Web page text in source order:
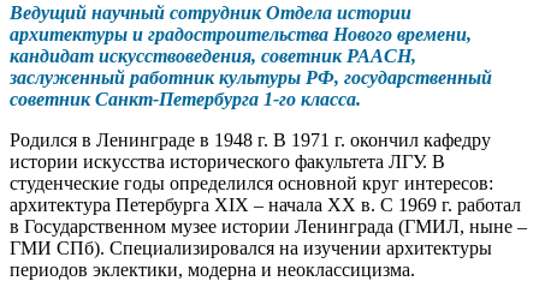
Ведущий научный сотрудник Отдела истории
архитектуры и градостроительства Нового времени,
кандидат искусствоведения, советник РААСН,
заслуженный работник культуры РФ, государственный
советник Санкт-Петербурга 1-го класса.
Родился в Ленинграде в 1948 г. В 1971 г. окончил кафедру
истории искусства исторического факультета ЛГУ. В
студенческие годы определился основной круг интересов:
архитектура Петербурга XIX – начала XX в. С 1969 г. работал
в Государственном музее истории Ленинграда (ГМИЛ, ныне –
ГМИ СПб). Специализировался на изучении архитектуры
периодов эклектики, модерна и неоклассицизма.